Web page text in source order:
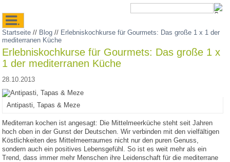
.
Startseite // Blog // Erlebniskochkurse für Gourmets: Das große 1 x 1 der
mediterranen Küche
Erlebniskochkurse für Gourmets: Das große 1 x
1 der mediterranen Küche
28.10.2013
Antipasti, Tapas & Meze
Mediterran kochen ist angesagt: Die Mittelmeerküche steht seit Jahren
hoch oben in der Gunst der Deutschen. Wir verbinden mit den vielfältigen
Köstlichkeiten des Mittelmeerraumes nicht nur den puren Genuss,
sondern auch ein positives Lebensgefühl. So ist es weit mehr als ein
Trend, dass immer mehr Menschen ihre Leidenschaft für die mediterrane